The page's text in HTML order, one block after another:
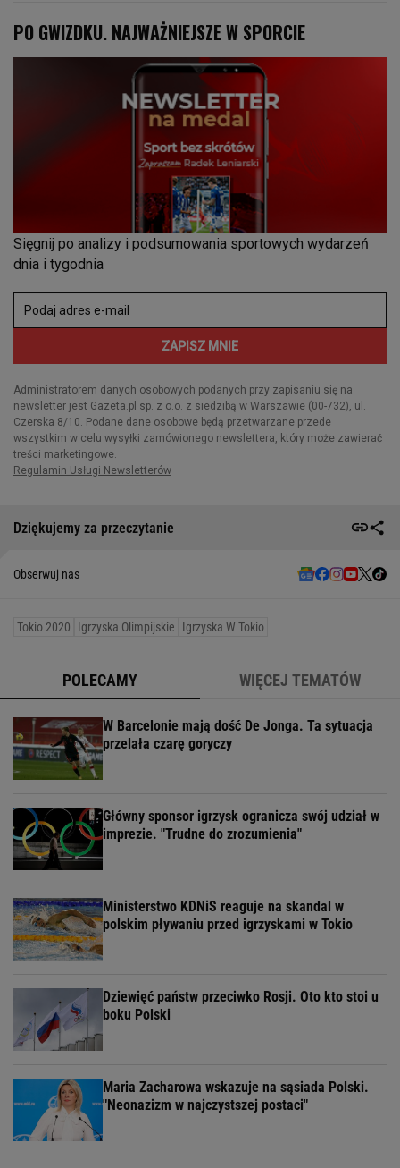
Dziękujemy za przeczytanie
Obserwuj nas
Tokio 2020 Igrzyska Olimpijskie Igrzyska W Tokio
POLECAMY WIĘCEJ TEMATÓW
W Barcelonie mają dość De Jonga. Ta sytuacja
przelała czarę goryczy
Główny sponsor igrzysk ogranicza swój udział w
imprezie. "Trudne do zrozumienia"
Ministerstwo KDNiS reaguje na skandal w
polskim pływaniu przed igrzyskami w Tokio
Dziewięć państw przeciwko Rosji. Oto kto stoi u
boku Polski
Maria Zacharowa wskazuje na sąsiada Polski.
"Neonazizm w najczystszej postaci"